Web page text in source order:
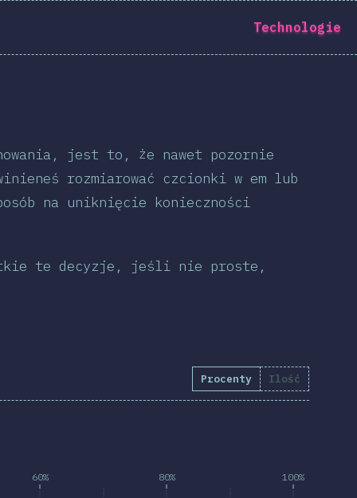
ankietę →
Technologie
jest to, że nawet pozornie
rozmiarować czcionki w em lub
na uniknięcie konieczności
te decyzje, jeśli nie proste,
Procenty Ilość
60% 80% 100%